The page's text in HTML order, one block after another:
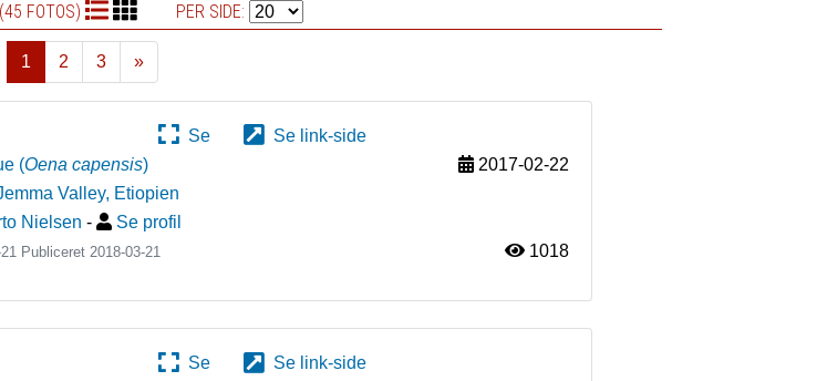
FOTOS) PER SIDE:
1 2 3
»
Næste
Se
Se link-side
(Oena capensis)
2017-02-22
Valley, Etiopien
Nielsen - Se profil
21 Publiceret2018-03-21 1018
Se
Se link-side